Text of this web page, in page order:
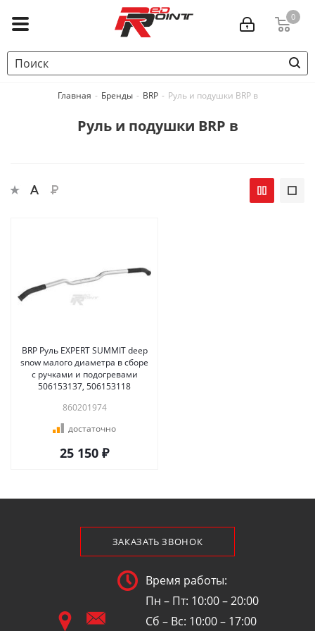
0
Главная - Бренды - BRP - Руль и подушки BRP в
Руль и подушки BRP в
BRP Руль EXPERT SUMMIT deep
snow малого диаметра в сборе
с ручками и подогревами
506153137, 506153118
860201974
достаточно
25 150 ₽
ЗАКАЗАТЬ ЗВОНОК
Время работы:
Пн – Пт: 10:00 – 20:00
Сб – Вс: 10:00 – 17:00